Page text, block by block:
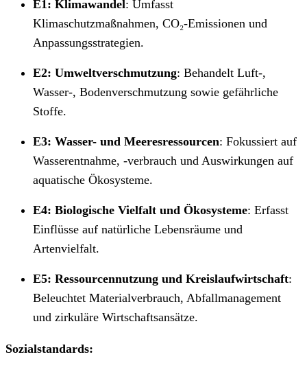
E1: Klimawandel: Umfasst
Klimaschutzmaßnahmen, CO₂-Emissionen und
Anpassungsstrategien.
E2: Umweltverschmutzung: Behandelt Luft-,
Wasser-, Bodenverschmutzung sowie gefährliche
Stoffe.
E3: Wasser- und Meeresressourcen: Fokussiert auf
Wasserentnahme, -verbrauch und Auswirkungen auf
aquatische Ökosysteme.
E4: Biologische Vielfalt und Ökosysteme: Erfasst
Einflüsse auf natürliche Lebensräume und
Artenvielfalt.
E5: Ressourcennutzung und Kreislaufwirtschaft:
Beleuchtet Materialverbrauch, Abfallmanagement
und zirkuläre Wirtschaftsansätze.
Sozialstandards: